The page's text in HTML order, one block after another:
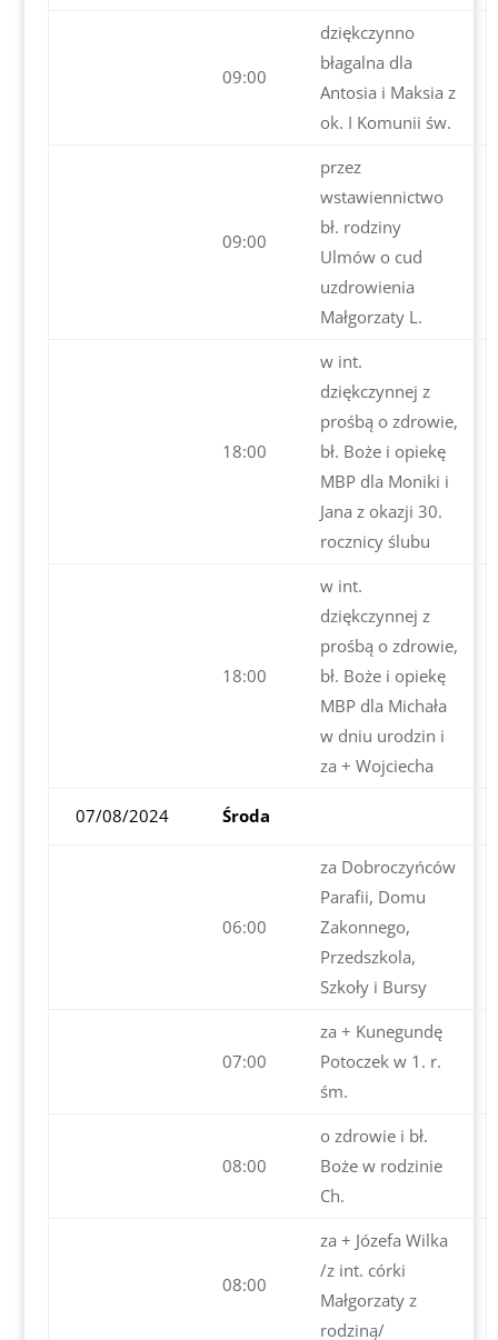
09:00
dziękczynno
błagalna dla
Antosia i Maksia z
ok. I Komunii św.
09:00
przez
wstawiennictwo
bł. rodziny
Ulmów o cud
uzdrowienia
Małgorzaty L.
18:00
w int.
dziękczynnej z
prośbą o zdrowie,
bł. Boże i opiekę
MBP dla Moniki i
Jana z okazji 30.
rocznicy ślubu
18:00
w int.
dziękczynnej z
prośbą o zdrowie,
bł. Boże i opiekę
MBP dla Michała
w dniu urodzin i
za + Wojciecha
07/08/2024 Środa
06:00
za Dobroczyńców
Parafii, Domu
Zakonnego,
Przedszkola,
Szkoły i Bursy
07:00
za + Kunegundę
Potoczek w 1. r.
śm.
08:00
o zdrowie i bł.
Boże w rodzinie
Ch.
08:00
za + Józefa Wilka
/z int. córki
Małgorzaty z
rodziną/